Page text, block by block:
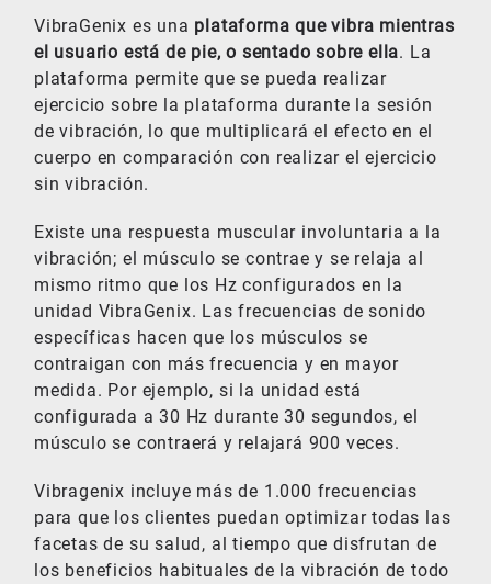
VibraGenix es una plataforma que vibra mientras
el usuario está de pie, o sentado sobre ella. La
plataforma permite que se pueda realizar
ejercicio sobre la plataforma durante la sesión
de vibración, lo que multiplicará el efecto en el
cuerpo en comparación con realizar el ejercicio
sin vibración.
Existe una respuesta muscular involuntaria a la
vibración; el músculo se contrae y se relaja al
mismo ritmo que los Hz configurados en la
unidad VibraGenix. Las frecuencias de sonido
específicas hacen que los músculos se
contraigan con más frecuencia y en mayor
medida. Por ejemplo, si la unidad está
configurada a 30 Hz durante 30 segundos, el
músculo se contraerá y relajará 900 veces.
Vibragenix incluye más de 1.000 frecuencias
para que los clientes puedan optimizar todas las
facetas de su salud, al tiempo que disfrutan de
los beneficios habituales de la vibración de todo